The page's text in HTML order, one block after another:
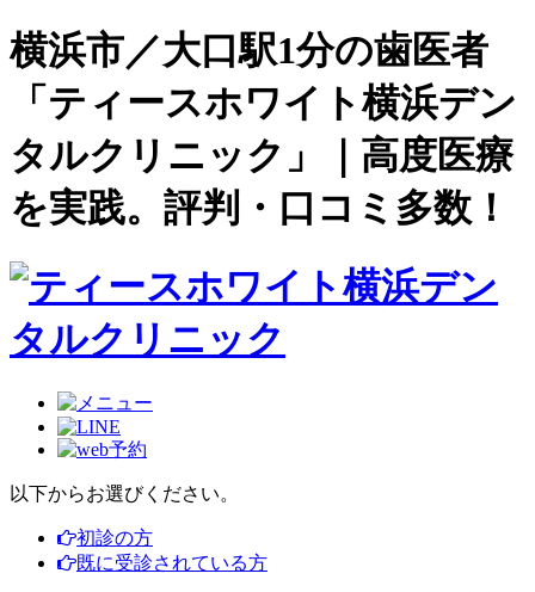
横浜市／大口駅1分の歯医者
「ティースホワイト横浜デン
タルクリニック」｜高度医療
を実践。評判・口コミ多数！
以下からお選びください。
初診の方
既に受診されている方